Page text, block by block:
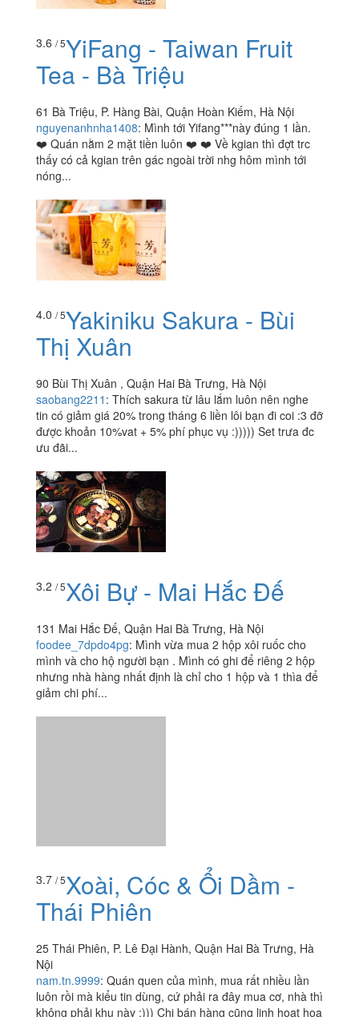
3.6 / 5YiFang - Taiwan Fruit
Tea - Bà Triệu
61 Bà Triệu, P. Hàng Bài, Quận Hoàn Kiếm, Hà Nội
nguyenanhnha1408: Mình tới Yifang***này đúng 1 lần.
❤️ Quán nằm 2 mặt tiền luôn ❤️ ❤️ Về kgian thì đợt trc
thấy có cả kgian trên gác ngoài trời nhg hôm mình tới
nóng...
4.0 / 5Yakiniku Sakura - Bùi
Thị Xuân
90 Bùi Thị Xuân , Quận Hai Bà Trưng, Hà Nội
saobang2211 : Thích sakura từ lâu lắm luôn nên nghe
tin có giảm giá 20% trong tháng 6 liền lôi bạn đi coi :3 đỡ
được khoản 10%vat + 5% phí phục vụ :))))) Set trưa đc
ưu đãi...
3.2 / 5Xôi Bự - Mai Hắc Đế
131 Mai Hắc Đế, Quận Hai Bà Trưng, Hà Nội
foodee_7dpdo4pg: Mình vừa mua 2 hộp xôi ruốc cho
mình và cho hộ người bạn . Mình có ghi để riêng 2 hộp
nhưng nhà hàng nhất định là chỉ cho 1 hộp và 1 thìa để
giảm chi phí...
Nội
luôn rồi mà kiểu tin dùng, cứ phải ra đây mua cơ, nhà thì
không phải khu này :))) Chị bán hàng cũng linh hoạt hoa
quả...